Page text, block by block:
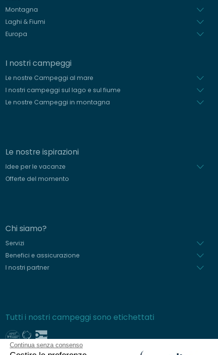
Continua senza consenso
Montagna
Laghi & Fiumi
Europa
I nostri campeggi
Le nostre Campeggi al mare
I nostri campeggi sul lago e sul fiume
Le nostre Campeggi in montagna
Le nostre ispirazioni
Idee per le vacanze
Offerte del momento
Chi siamo?
Servizi
Benefici e assicurazione
I nostri partner
Tutti i nostri campeggi sono etichettati